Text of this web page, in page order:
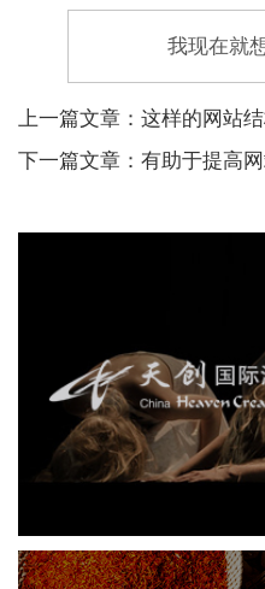
我现在就
上一篇文章：这样的网站结
下一篇文章：有助于提高
天创
演艺娱乐 品牌官网